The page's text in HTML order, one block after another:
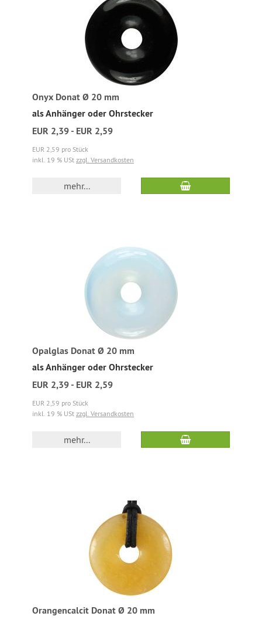
Onyx Donat Ø 20 mm
als Anhänger oder Ohrstecker
EUR 2,39 - EUR 2,59
EUR 2,59 pro Stück
inkl. 19 % USt zzgl. Versandkosten
mehr...
Opalglas Donat Ø 20 mm
als Anhänger oder Ohrstecker
EUR 2,39 - EUR 2,59
EUR 2,59 pro Stück
inkl. 19 % USt zzgl. Versandkosten
mehr...
Orangencalcit Donat Ø 20 mm